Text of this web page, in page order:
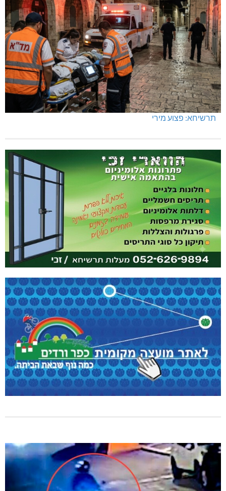
תרשיחא: פצוע מירי